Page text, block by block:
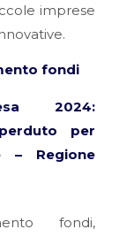
imprese
fondi
2024:
per
– Regione
fondi,